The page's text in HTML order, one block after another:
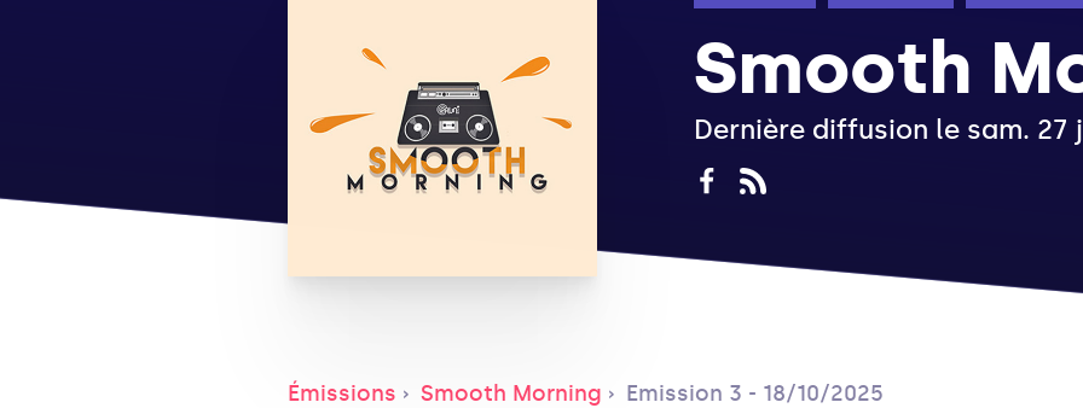
Smooth
Dernière diffusion le sam. 27
Émissions Smooth Morning Emission 3 - 18/10/2025